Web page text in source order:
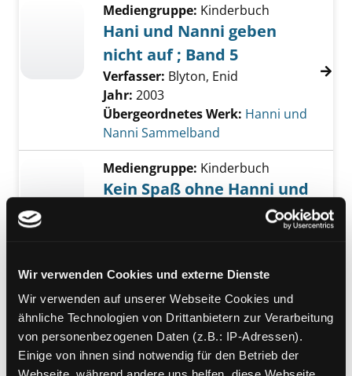
Wir verwenden Cookies und externe Dienste
Wir verwenden auf unserer Webseite Cookies und
ähnliche Technologien von Drittanbietern zur Verarbeitung
von personenbezogenen Daten (z.B.: IP-Adressen).
Einige von ihnen sind notwendig für den Betrieb der
Mediengruppe: Kinderbuch
Hani und Nanni geben
nicht auf ; Band 5
Verfasser: Blyton, Enid
Jahr: 2003
Übergeordnetes Werk: Hanni und
Nanni Sammelband
Mediengruppe: Kinderbuch
Kein Spaß ohne Hanni und
Übergeordnetes Werk: Hanni und
Nanni Sammelband
Mediengruppe:Kinderbuch
Hanni und Nanni in neuen
Abenteuern ; Band 3